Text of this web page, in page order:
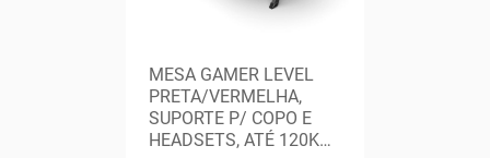
MESA GAMER LEVEL
PRETA/VERMELHA,
SUPORTE P/ COPO E
HEADSETS, ATÉ 120KG,